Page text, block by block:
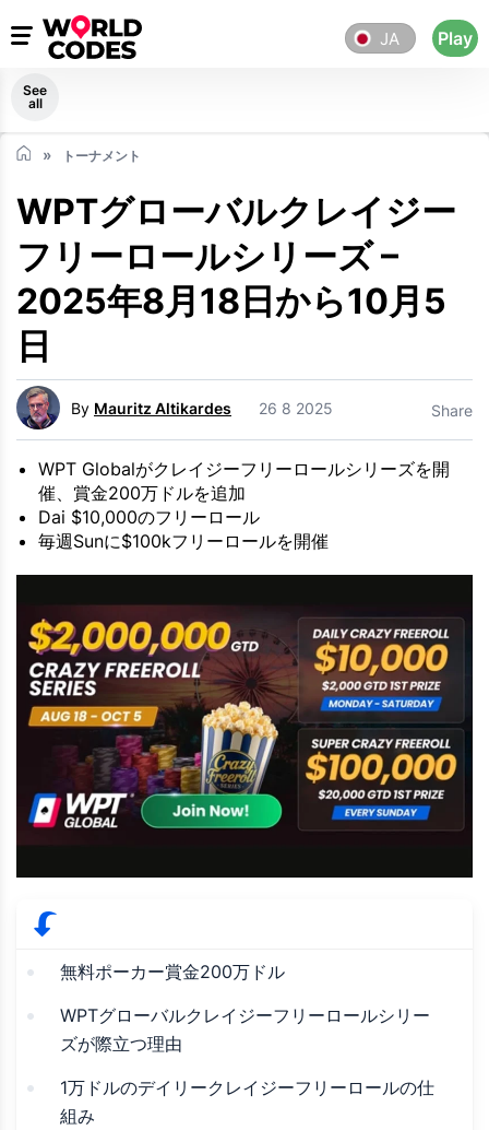
JA Play
See
all
トーナメント
WPTグローバルクレイジー
フリーロールシリーズ –
2025年8月18日から10月5
日
By Mauritz Altikardes 26 8 2025 Share
WPT Globalがクレイジーフリーロールシリーズを開
催、賞金200万ドルを追加
Dai $10,000のフリーロール
毎週Sunに$100kフリーロールを開催
無料ポーカー賞金200万ドル
WPTグローバルクレイジーフリーロールシリー
ズが際立つ理由
1万ドルのデイリークレイジーフリーロールの仕
組み